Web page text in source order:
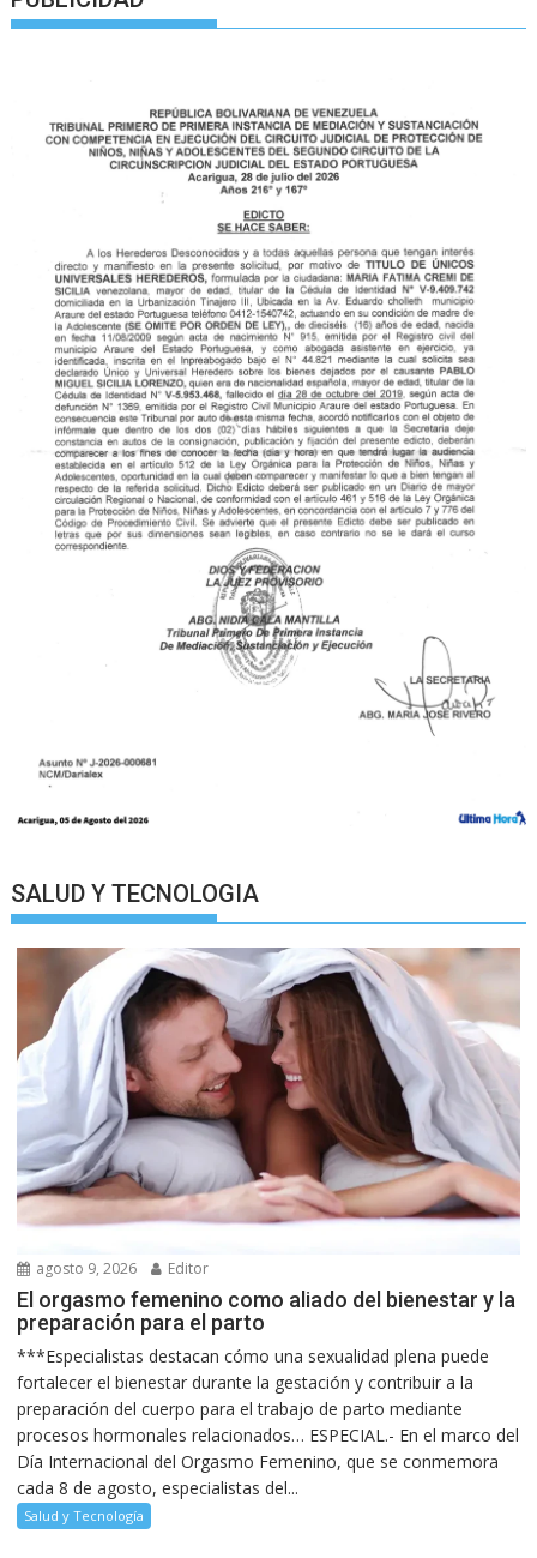
SALUD Y TECNOLOGIA
agosto 9, 2026 Editor
El orgasmo femenino como aliado del bienestar y la
preparación para el parto
***Especialistas destacan cómo una sexualidad plena puede
fortalecer el bienestar durante la gestación y contribuir a la
preparación del cuerpo para el trabajo de parto mediante
procesos hormonales relacionados… ESPECIAL.- En el marco del
Día Internacional del Orgasmo Femenino, que se conmemora
cada 8 de agosto, especialistas del...
Salud y Tecnología